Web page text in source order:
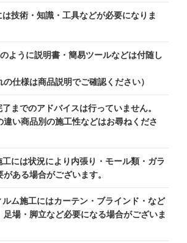
技術・知識・工具などが必要になりま
ように説明書・簡易ツールなどは付随し
の仕様は商品説明でご確認ください）
までのアドバイスは行っていません。
違い商品別の施工性などはお尋ねくださ
には状況により内張り・モール類・ガラ
ある場合がございます。
ム施工にはカーテン・ブラインド・など
足場・脚立など必要になる場合がございま